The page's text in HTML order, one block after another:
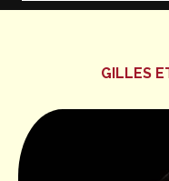
GILLES